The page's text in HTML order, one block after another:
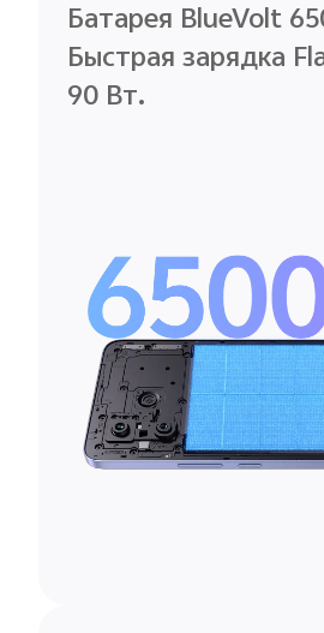
Батарея BlueVolt
Быстрая зарядка
90 Вт.